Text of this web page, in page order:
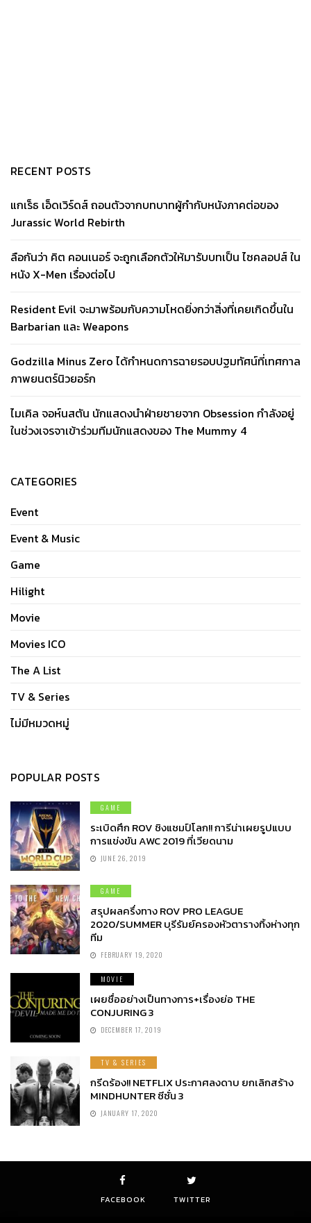
RECENT POSTS
แกเร็ธ เอ็ดเวิร์ดส์ ถอนตัวจากบทบาทผู้กำกับหนังภาคต่อของ
Jurassic World Rebirth
ลือกันว่า คิต คอนเนอร์ จะถูกเลือกตัวให้มารับบทเป็น ไซคลอปส์ ใน
หนัง X-Men เรื่องต่อไป
Resident Evil จะมาพร้อมกับความโหดยิ่งกว่าสิ่งที่เคยเกิดขึ้นใน
Barbarian และ Weapons
Godzilla Minus Zero ได้กำหนดการฉายรอบปฐมทัศน์ที่เทศกาล
ภาพยนตร์นิวยอร์ก
ไมเคิล จอห์นสตัน นักแสดงนำฝ่ายชายจาก Obsession กำลังอยู่
ในช่วงเจรจาเข้าร่วมทีมนักแสดงของ The Mummy 4
CATEGORIES
Event
Event & Music
Game
Hilight
Movie
Movies ICO
The A List
TV & Series
ไม่มีหมวดหมู่
POPULAR POSTS
GAME
ระเบิดศึก ROV ชิงแชมป์โลก!! การีน่าเผยรูปแบบ
การแข่งขัน AWC 2019 ที่เวียดนาม
JUNE 26, 2019
GAME
สรุปผลครึ่งทาง ROV PRO LEAGUE
2020/SUMMER บุรีรัมย์ครองหัวตารางทิ้งห่างทุก
ทีม
FEBRUARY 19, 2020
MOVIE
เผยชื่ออย่างเป็นทางการ+เรื่องย่อ THE
CONJURING 3
DECEMBER 17, 2019
TV & SERIES
กรีดร้อง!! NETFLIX ประกาศลงดาบ ยกเลิกสร้าง
MINDHUNTER ซีซั่น 3
JANUARY 17, 2020
FACEBOOK TWITTER